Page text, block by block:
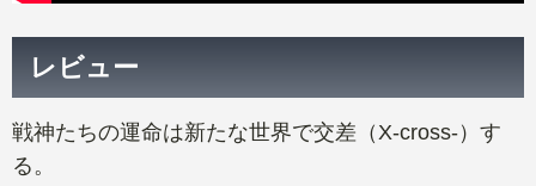
レビュー
戦神たちの運命は新たな世界で交差（X-cross-）す
る。